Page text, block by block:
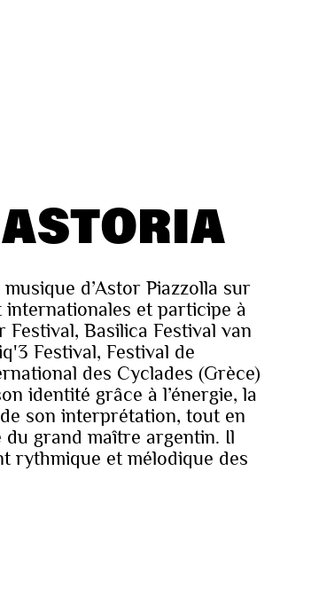
d’Astor Piazzolla sur
internationales et participe à
Basilica Festival van
Festival, Festival de
des Cyclades (Grèce)
identité grâce à l’énergie, la
son interprétation, tout en
grand maître argentin. Il
rythmique et mélodique des